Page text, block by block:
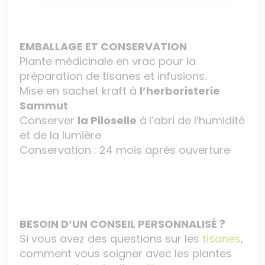
EMBALLAGE ET CONSERVATION
Plante médicinale en vrac pour la
préparation de tisanes et infusions.
Mise en sachet kraft à l’herboristerie
Sammut
Conserver la Piloselle à l’abri de l’humidité
et de la lumière
Conservation : 24 mois après ouverture
BESOIN D’UN CONSEIL PERSONNALISÉ ?
Si vous avez des questions sur les tisanes,
comment vous soigner avec les plantes